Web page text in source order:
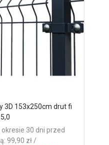
3D 153x250cm drut fi
5,0
30 dni przed
99,90 zł /